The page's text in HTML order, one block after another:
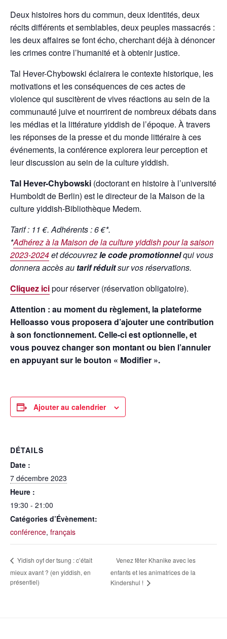
Deux histoires hors du commun, deux identités, deux
récits différents et semblables, deux peuples massacrés :
les deux affaires se font écho, cherchant déjà à dénoncer
les crimes contre l’humanité et à obtenir justice.
Tal Hever-Chybowski éclairera le contexte historique, les
motivations et les conséquences de ces actes de
violence qui suscitèrent de vives réactions au sein de la
communauté juive et nourrirent de nombreux débats dans
les médias et la littérature yiddish de l’époque. À travers
les réponses de la presse et du monde littéraire à ces
événements, la conférence explorera leur perception et
leur discussion au sein de la culture yiddish.
Tal Hever-Chybowski (doctorant en histoire à l’université
Humboldt de Berlin) est le directeur de la Maison de la
culture yiddish-Bibliothèque Medem.
Tarif : 11 €. Adhérents : 6 €*.
*Adhérez à la Maison de la culture yiddish pour la saison
2023-2024et découvrezle code promotionnelqui vous
donnera accès au tarif réduitsur vos réservations.
Cliquez icipour réserver (réservation obligatoire).
Attention : au moment du règlement, la plateforme
Helloasso vous proposera d’ajouter une contribution
à son fonctionnement. Celle-ci est optionnelle, et
vous pouvez changer son montant ou bien l’annuler
en appuyant sur le bouton « Modifier ».
Ajouter au calendrier
DÉTAILS
Date :
7 décembre 2023
Heure :
19:30 - 21:00
Catégories d’Évènement:
conférence, français
Yidish oyf der tsung : c’était
mieux avant ? (en yiddish, en
présentiel)
Venez fêter Khanike avec les
enfants et les animatrices de la
Kindershul !